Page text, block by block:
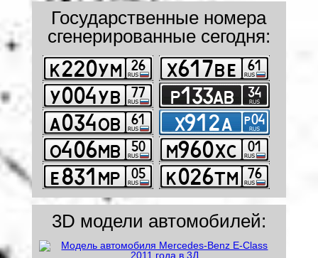
Государственные номера
сгенерированные сегодня:
3D модели автомобилей: